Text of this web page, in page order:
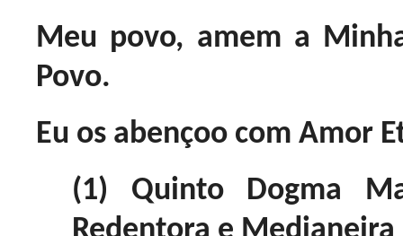
Meu povo, amem a
Povo.
Eu os abençoo com Amor
(1) Quinto Dogma